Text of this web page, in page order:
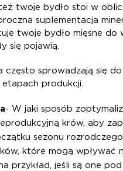
twoje bydło stoi w
suplementacja
twoje bydło mięsne do
się pojawią.
często sprowadzają się do
produkcji.
- W jaki sposób
krów, aby
sezonu
które mogą wpływać
przykład, jeśli są one